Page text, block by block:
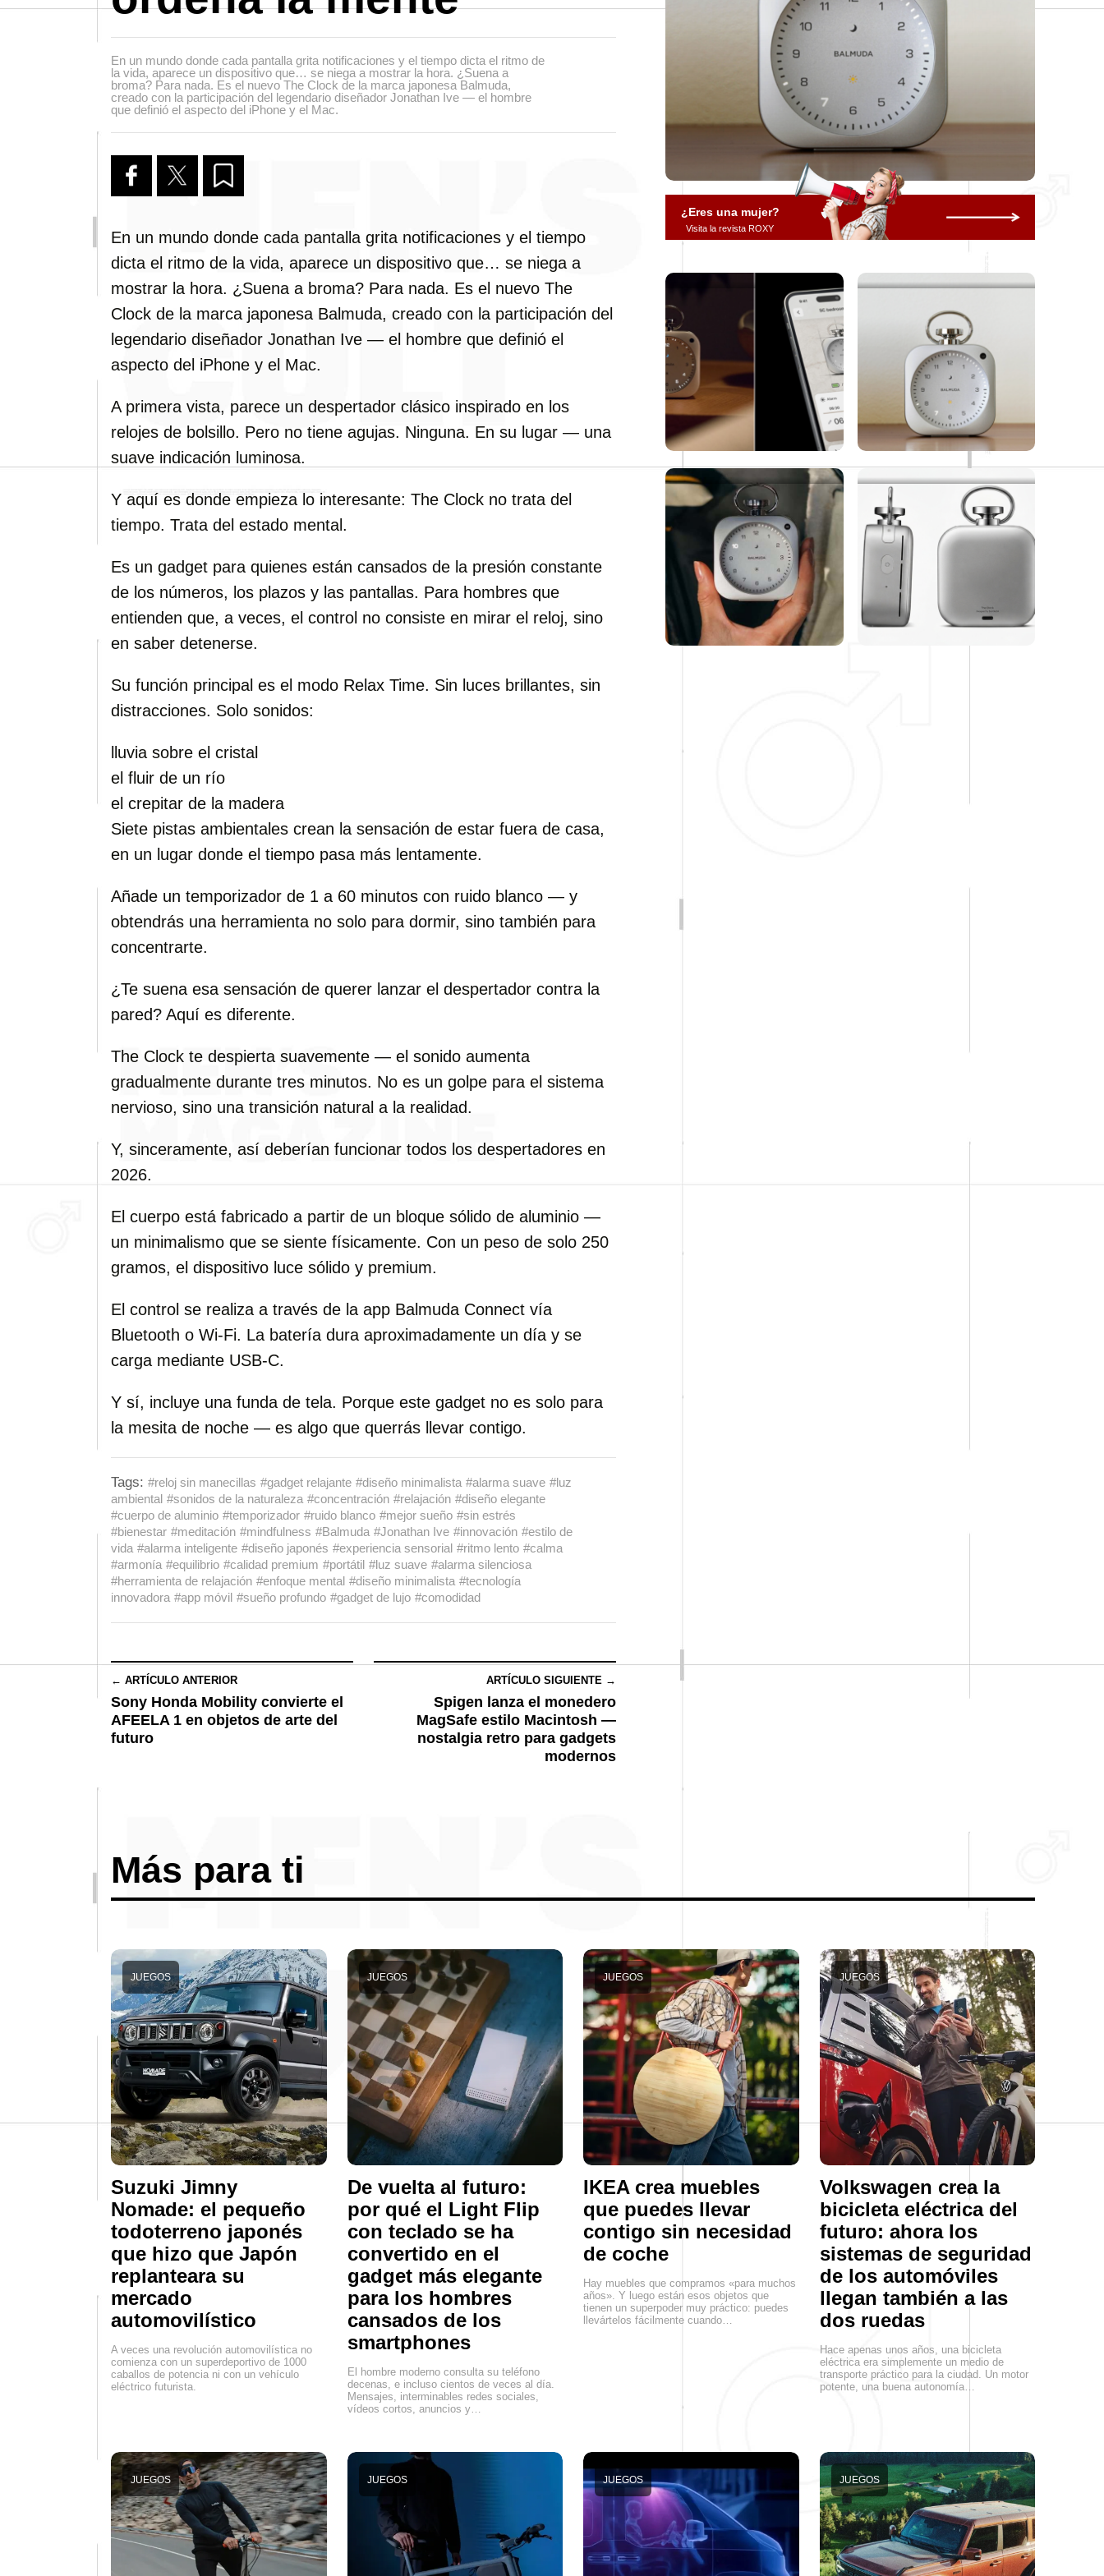
En un mundo donde cada pantalla grita notificaciones y el tiempo dicta el ritmo de
la vida, aparece un dispositivo que… se niega a mostrar la hora. ¿Suena a
broma? Para nada. Es el nuevo The Clock de la marca japonesa Balmuda,
creado con la participación del legendario diseñador Jonathan Ive — el hombre
que definió el aspecto del iPhone y el Mac.
En un mundo donde cada pantalla grita notificaciones y el tiempo
dicta el ritmo de la vida, aparece un dispositivo que… se niega a
mostrar la hora. ¿Suena a broma? Para nada. Es el nuevo The
Clock de la marca japonesa Balmuda, creado con la participación del
legendario diseñador Jonathan Ive — el hombre que definió el
aspecto del iPhone y el Mac.
A primera vista, parece un despertador clásico inspirado en los
relojes de bolsillo. Pero no tiene agujas. Ninguna. En su lugar — una
suave indicación luminosa.
Y aquí es donde empieza lo interesante: The Clock no trata del
tiempo. Trata del estado mental.
Es un gadget para quienes están cansados de la presión constante
de los números, los plazos y las pantallas. Para hombres que
entienden que, a veces, el control no consiste en mirar el reloj, sino
en saber detenerse.
Su función principal es el modo Relax Time. Sin luces brillantes, sin
distracciones. Solo sonidos:
lluvia sobre el cristal
el fluir de un río
el crepitar de la madera
Siete pistas ambientales crean la sensación de estar fuera de casa,
en un lugar donde el tiempo pasa más lentamente.
Añade un temporizador de 1 a 60 minutos con ruido blanco — y
obtendrás una herramienta no solo para dormir, sino también para
concentrarte.
¿Te suena esa sensación de querer lanzar el despertador contra la
pared? Aquí es diferente.
The Clock te despierta suavemente — el sonido aumenta
gradualmente durante tres minutos. No es un golpe para el sistema
nervioso, sino una transición natural a la realidad.
Y, sinceramente, así deberían funcionar todos los despertadores en
2026.
El cuerpo está fabricado a partir de un bloque sólido de aluminio —
un minimalismo que se siente físicamente. Con un peso de solo 250
gramos, el dispositivo luce sólido y premium.
El control se realiza a través de la app Balmuda Connect vía
Bluetooth o Wi-Fi. La batería dura aproximadamente un día y se
carga mediante USB-C.
Y sí, incluye una funda de tela. Porque este gadget no es solo para
la mesita de noche — es algo que querrás llevar contigo.
Tags: #reloj sin manecillas #gadget relajante #diseño minimalista #alarma suave #luz
ambiental #sonidos de la naturaleza #concentración #relajación #diseño elegante
#cuerpo de aluminio #temporizador #ruido blanco #mejor sueño #sin estrés
#bienestar #meditación #mindfulness #Balmuda #Jonathan Ive #innovación #estilo de
vida #alarma inteligente #diseño japonés #experiencia sensorial #ritmo lento #calma
#armonía #equilibrio #calidad premium #portátil #luz suave #alarma silenciosa
#herramienta de relajación #enfoque mental #diseño minimalista #tecnología
innovadora #app móvil #sueño profundo #gadget de lujo #comodidad
← ARTÍCULO ANTERIOR
Sony Honda Mobility convierte el
AFEELA 1 en objetos de arte del
futuro
ARTÍCULO SIGUIENTE →
Spigen lanza el monedero
MagSafe estilo Macintosh —
nostalgia retro para gadgets
modernos
¿Eres una mujer?
Visita la revista ROXY
Más para ti
Suzuki Jimny
Nomade: el pequeño
todoterreno japonés
que hizo que Japón
replanteara su
mercado
automovilístico
JUEGOS
A veces una revolución automovilística no
comienza con un superdeportivo de 1000
caballos de potencia ni con un vehículo
eléctrico futurista.
De vuelta al futuro:
por qué el Light Flip
con teclado se ha
convertido en el
gadget más elegante
para los hombres
cansados de los
smartphones
JUEGOS
El hombre moderno consulta su teléfono
decenas, e incluso cientos de veces al día.
Mensajes, interminables redes sociales,
vídeos cortos, anuncios y…
IKEA crea muebles
que puedes llevar
contigo sin necesidad
de coche
JUEGOS
Hay muebles que compramos «para muchos
años». Y luego están esos objetos que
tienen un superpoder muy práctico: puedes
llevártelos fácilmente cuando…
Volkswagen crea la
bicicleta eléctrica del
futuro: ahora los
sistemas de seguridad
de los automóviles
llegan también a las
dos ruedas
JUEGOS
Hace apenas unos años, una bicicleta
eléctrica era simplemente un medio de
transporte práctico para la ciudad. Un motor
potente, una buena autonomía…
JUEGOS JUEGOS JUEGOS JUEGOS